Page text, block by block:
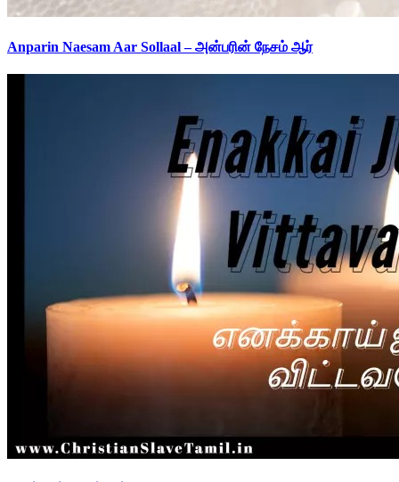
Anparin Naesam Aar Sollaal – அன்பரின் நேசம் ஆர்